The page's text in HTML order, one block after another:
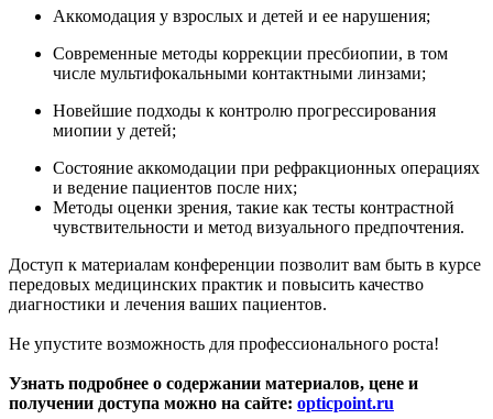
Аккомодация у взрослых и детей и ее нарушения;
Современные методы коррекции пресбиопии, в том
числе мультифокальными контактными линзами;
Новейшие подходы к контролю прогрессирования
миопии у детей;
Состояние аккомодации при рефракционных операциях
и ведение пациентов после них;
Методы оценки зрения, такие как тесты контрастной
чувствительности и метод визуального предпочтения.
Доступ к материалам конференции позволит вам быть в курсе
передовых медицинских практик и повысить качество
диагностики и лечения ваших пациентов.
Не упустите возможность для профессионального роста!
Узнать подробнее о содержании материалов, цене и
получении доступа можно на сайте: opticpoint.ru